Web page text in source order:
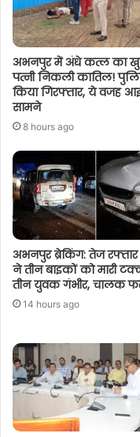
अभनपुर में अंधे कत्ल का
पत्नी निकली कातिल!
किया गिरफ्तार, ये वजह
सामने
8 hours ago
अभनपुर ब्रेकिंग: तेज
ने तीन बाइकों को मारी
तीन युवक गंभीर, चालक
14 hours ago